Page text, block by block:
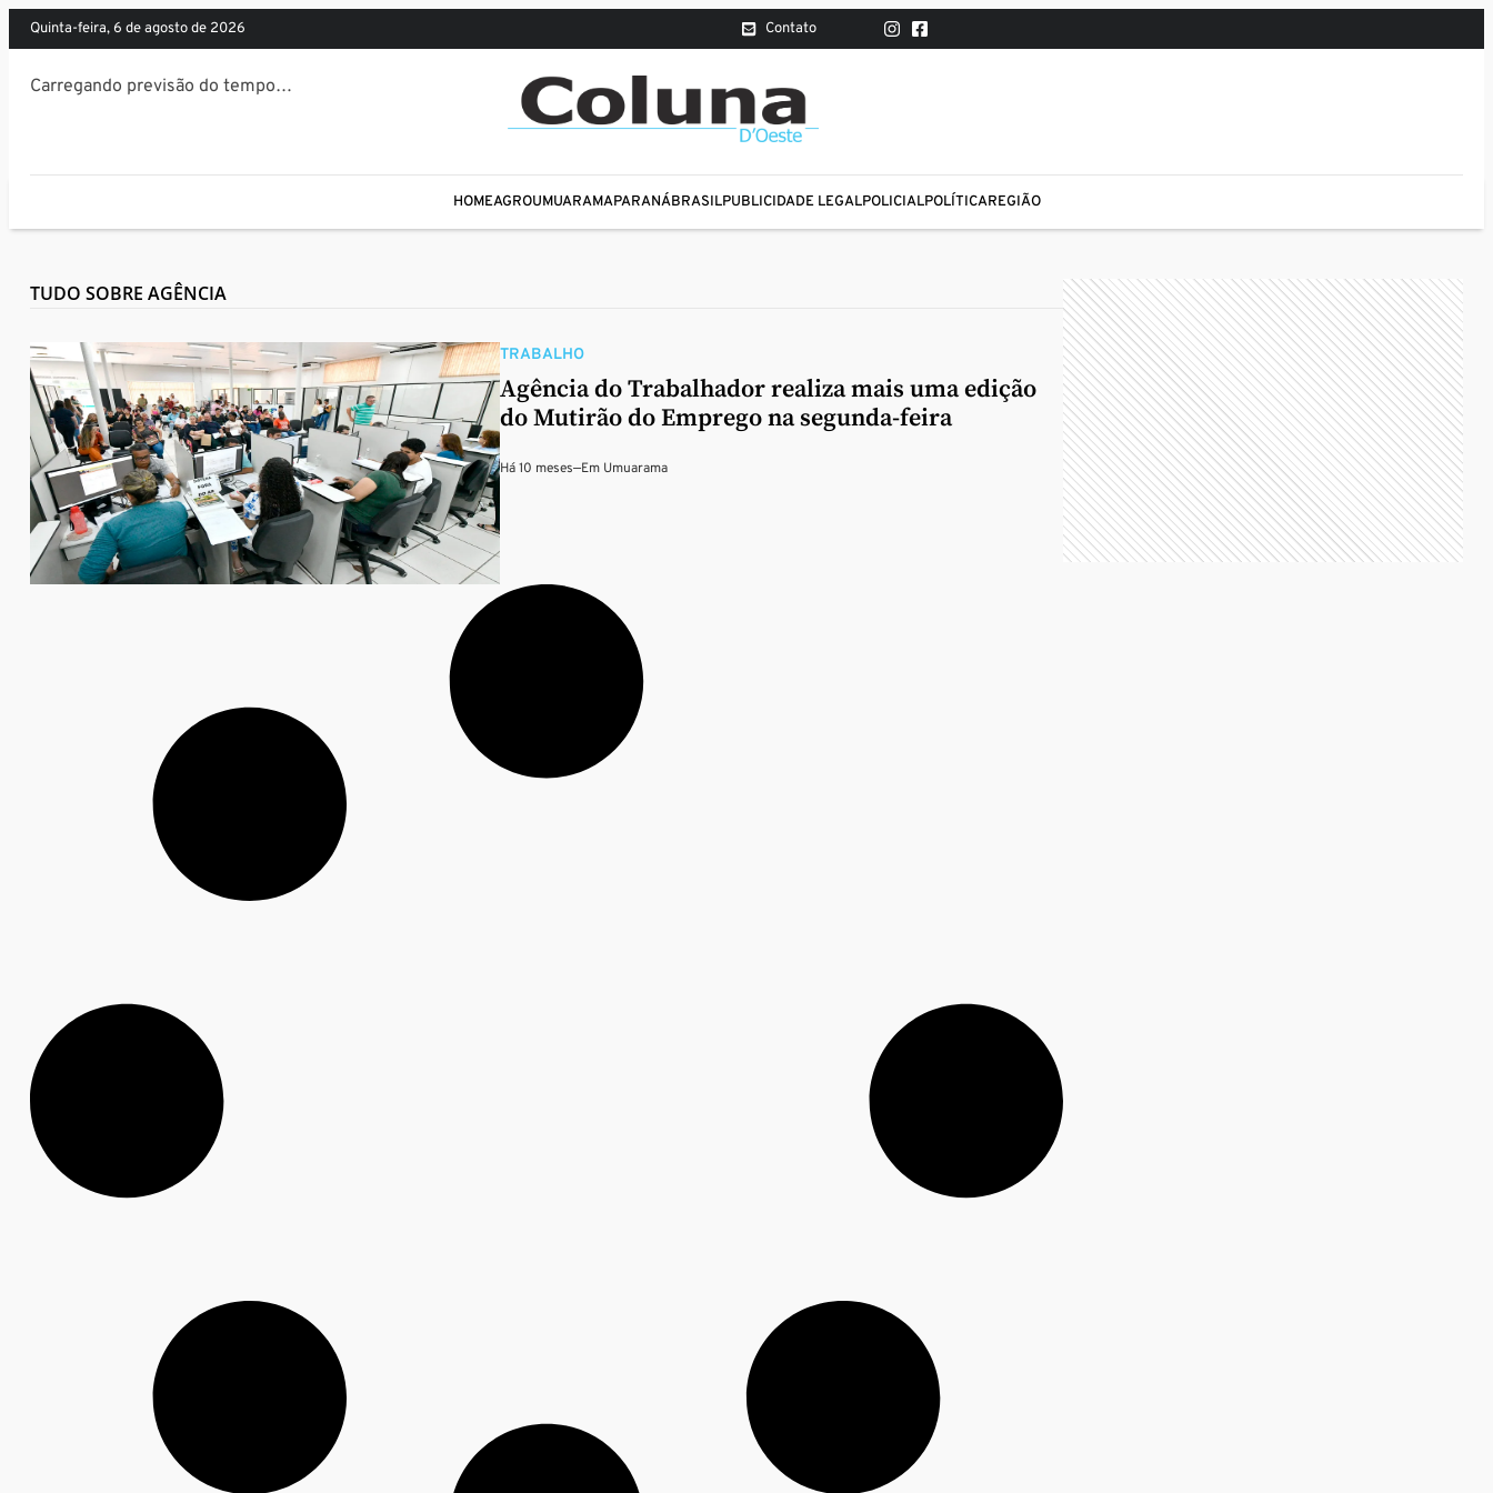
quinta-feira, 6 de agosto de 2026 Contato
Carregando previsão do tempo…
HOMEAGROUMUARAMAPARANÁBRASILPUBLICIDADE LEGALPOLICIALPOLÍTICAREGIÃO
TUDO SOBRE AGÊNCIA
TRABALHO
Agência do Trabalhador realiza mais uma edição
do Mutirão do Emprego na segunda-feira
Há 10 meses—Em Umuarama